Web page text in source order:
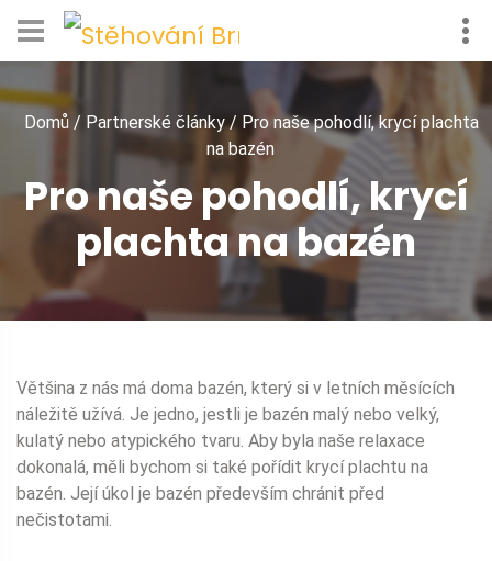
Domů / Partnerské články/ Pro naše pohodlí, krycí plachta
na bazén
Pro naše pohodlí, krycí
plachta na bazén
Většina z nás má doma bazén, který si v letních měsících
náležitě užívá. Je jedno, jestli je bazén malý nebo velký,
kulatý nebo atypického tvaru. Aby byla naše relaxace
dokonalá, měli bychom si také pořídit krycí plachtu na
bazén. Její úkol je bazén především chránit před
nečistotami.